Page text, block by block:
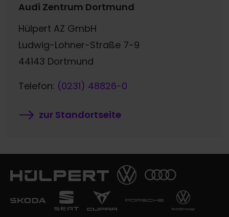
Audi Zentrum Dortmund
Hülpert AZ GmbH
Ludwig-Lohner-Straße 7-9
44143 Dortmund
Telefon: (0231) 48826-0
zur Standortseite